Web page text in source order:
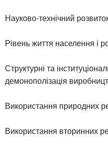
Науково-технічний
Рівень життя населення і
Структурні та
демонополізація
Використання природних
Використання вторинних